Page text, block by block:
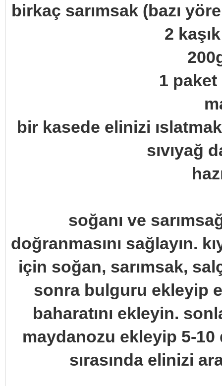
birkaç sarımsak (bazı
2
1 paket
bir kasede elinizi
sıvıyağ
soğanı ve
doğranmasını sağlayın.
için soğan, sarımsak,
sonra bulguru ekleyip
baharatını ekleyin.
maydanozu ekleyip 5-
sırasında elinizi